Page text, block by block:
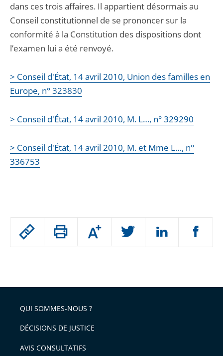
Passer
arriver
après
Augmenter
ou
l'article
pour
avant
dans ces trois affaires. Il appartient désormais au
Conseil constitutionnel de se prononcer sur la
conformité à la Constitution des dispositions dont
l’examen lui a été renvoyé.
> Conseil d'État, 14 avril 2010, Union des familles en
Europe, n° 323830
> Conseil d'État, 14 avril 2010, M. L…, n° 329290
> Conseil d'État, 14 avril 2010, M. et Mme L…, n°
336753
QUI SOMMES-NOUS ?
DÉCISIONS DE JUSTICE
AVIS CONSULTATIFS